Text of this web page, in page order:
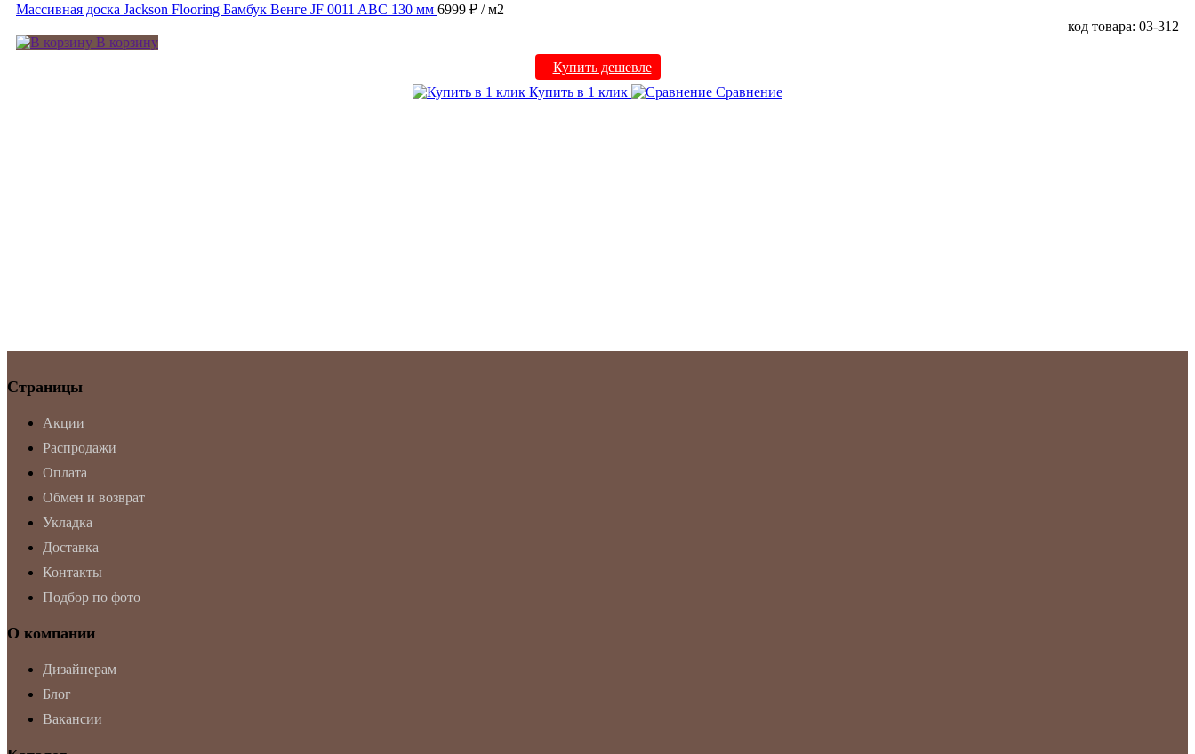
Массивная доска Jackson Flooring Бамбук Венге JF 0011 ABC 130 мм 6999 ₽ / м2
код товара: 03-312
В корзину
Купить дешевле
Купить в 1 клик
Сравнение
Страницы
Акции
Распродажи
Оплата
Обмен и возврат
Укладка
Доставка
Контакты
Подбор по фото
О компании
Дизайнерам
Блог
Вакансии